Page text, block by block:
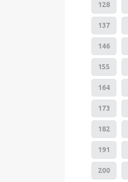
128
137
146
155
164
173
182
191
200